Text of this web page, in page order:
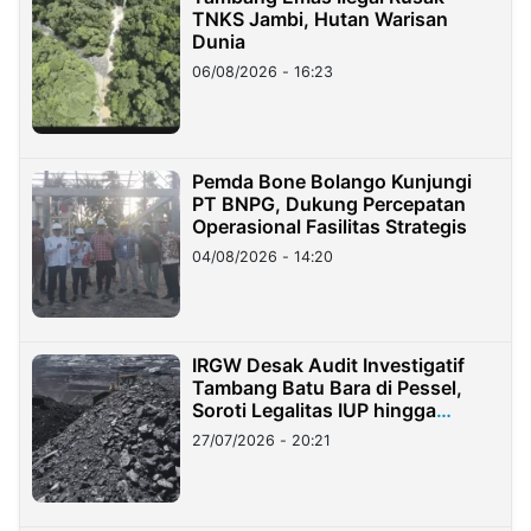
TNKS Jambi, Hutan Warisan
Dunia
06/08/2026 - 16:23
Pemda Bone Bolango Kunjungi
PT BNPG, Dukung Percepatan
Operasional Fasilitas Strategis
04/08/2026 - 14:20
IRGW Desak Audit Investigatif
Tambang Batu Bara di Pessel,
Soroti Legalitas IUP hingga
Stockpile
27/07/2026 - 20:21